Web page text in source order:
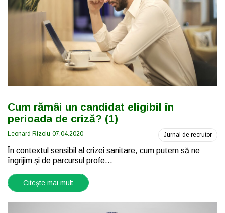
Cum rămâi un candidat eligibil în
perioada de criză? (1)
Leonard Rizoiu 07.04.2020 Jurnal de recrutor
În contextul sensibil al crizei sanitare, cum putem să ne
îngrijim și de parcursul profe...
Citește mai mult